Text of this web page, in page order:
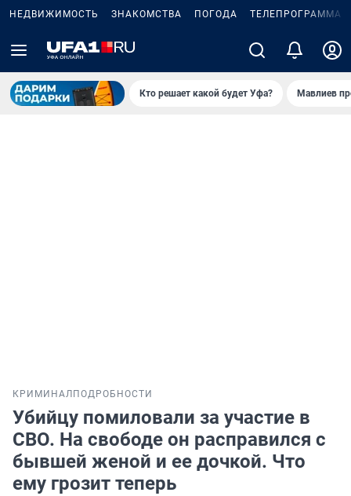
НЕДВИЖИМОСТЬ ЗНАКОМСТВА ПОГОДА ТЕЛЕПРОГРАММА
Кто решает какой будет Уфа? Мавлиев
КРИМИНАЛ ПОДРОБНОСТИ
Убийцу помиловали за участие в
СВО. На свободе он расправился с
бывшей женой и ее дочкой. Что
ему грозит теперь